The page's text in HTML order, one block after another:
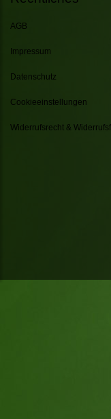
AGB
Impressum
Datenschutz
Cookieeinstellungen
Widerrufsrecht &